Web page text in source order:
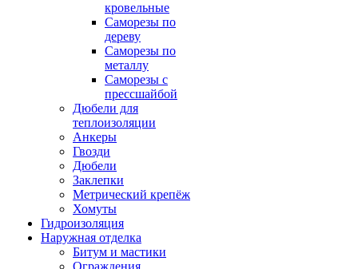
кровельные
Саморезы по
дереву
Саморезы по
металлу
Саморезы с
прессшайбой
Дюбели для
теплоизоляции
Анкеры
Гвозди
Дюбели
Заклепки
Метрический крепёж
Хомуты
Гидроизоляция
Наружная отделка
Битум и мастики
Ограждения